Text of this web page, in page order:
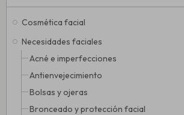
Cosmética facial
Necesidades faciales
Acné e imperfecciones
Antienvejecimiento
Bolsas y ojeras
Bronceado y protección facial